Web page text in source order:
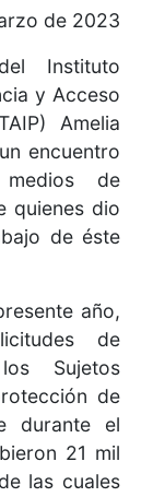
de 2023
Instituto
y Acceso
Amelia
encuentro
de
quienes dio
de éste
año,
de
Sujetos
de
durante el
21 mil
las cuales